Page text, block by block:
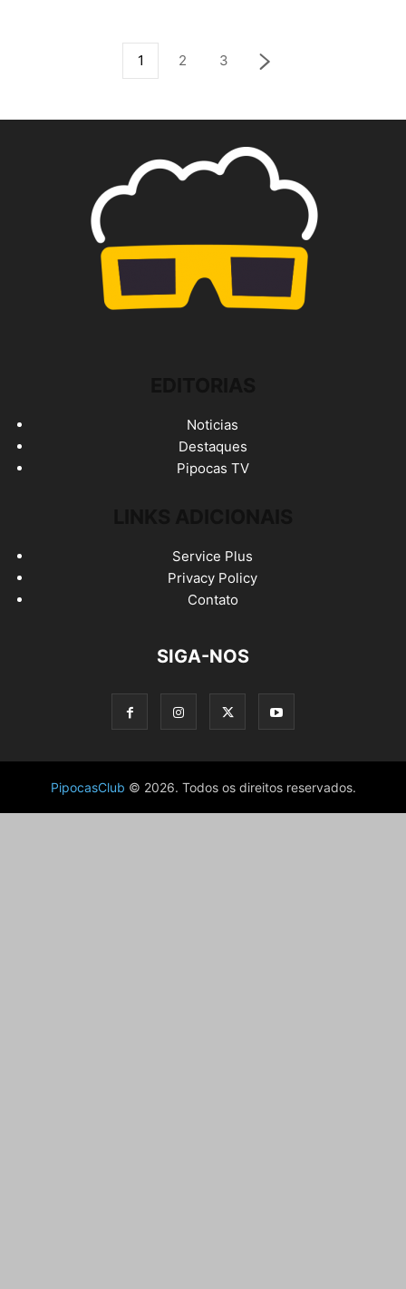
1 2 3
Noticias
Destaques
Pipocas TV
Service Plus
Privacy Policy
Contato
SIGA-NOS
PipocasClub © 2026. Todos os direitos reservados.